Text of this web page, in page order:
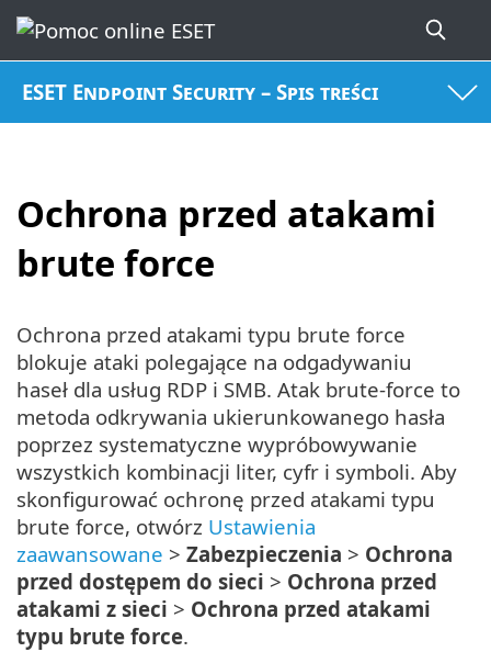
ESET Endpoint Security – Spis treści
Ochrona przed atakami
brute force
Ochrona przed atakami typu brute force
blokuje ataki polegające na odgadywaniu
haseł dla usług RDP i SMB. Atak brute-force to
metoda odkrywania ukierunkowanego hasła
poprzez systematyczne wypróbowywanie
wszystkich kombinacji liter, cyfr i symboli. Aby
skonfigurować ochronę przed atakami typu
brute force, otwórz Ustawienia
zaawansowane > Zabezpieczenia > Ochrona
przed dostępem do sieci > Ochrona przed
atakami z sieci > Ochrona przed atakami
typu brute force.